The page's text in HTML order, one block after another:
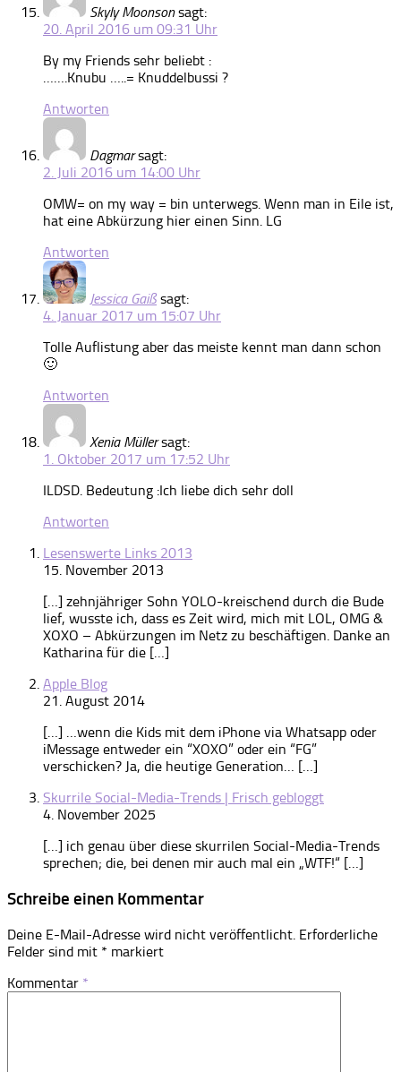
Skyly Moonson sagt:
20. April 2016 um 09:31 Uhr
By my Friends sehr beliebt :
…….Knubu …..= Knuddelbussi ?
Antworten
Dagmar sagt:
2. Juli 2016 um 14:00 Uhr
OMW= on my way = bin unterwegs. Wenn man in Eile ist,
hat eine Abkürzung hier einen Sinn. LG
Antworten
Jessica Gaiß sagt:
4. Januar 2017 um 15:07 Uhr
Tolle Auflistung aber das meiste kennt man dann schon
🙂
Antworten
Xenia Müller sagt:
1. Oktober 2017 um 17:52 Uhr
ILDSD. Bedeutung :Ich liebe dich sehr doll
Antworten
Lesenswerte Links 2013
15. November 2013
[…] zehnjähriger Sohn YOLO-kreischend durch die Bude
lief, wusste ich, dass es Zeit wird, mich mit LOL, OMG &
XOXO – Abkürzungen im Netz zu beschäftigen. Danke an
Katharina für die […]
Apple Blog
21. August 2014
[…] …wenn die Kids mit dem iPhone via Whatsapp oder
iMessage entweder ein “XOXO” oder ein “FG”
verschicken? Ja, die heutige Generation… […]
Skurrile Social-Media-Trends | Frisch gebloggt
4. November 2025
[…] ich genau über diese skurrilen Social-Media-Trends
sprechen; die, bei denen mir auch mal ein „WTF!“ […]
Schreibe einen Kommentar
Deine E-Mail-Adresse wird nicht veröffentlicht. Erforderliche
Felder sind mit * markiert
Kommentar *